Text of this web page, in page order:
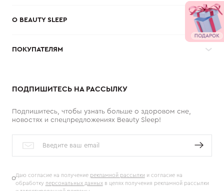
О BEAUTY SLEEP
ПОКУПАТЕЛЯМ
ПОДПИШИТЕСЬ НА РАССЫЛКУ
Подпишитесь, чтобы узнать больше о здоровом сне,
новостях и спецпредложениях Beauty Sleep!
Даю согласие на получение рекламной рассылки и согласие на
обработку персональных данныхв целях получения рекламной рассылки